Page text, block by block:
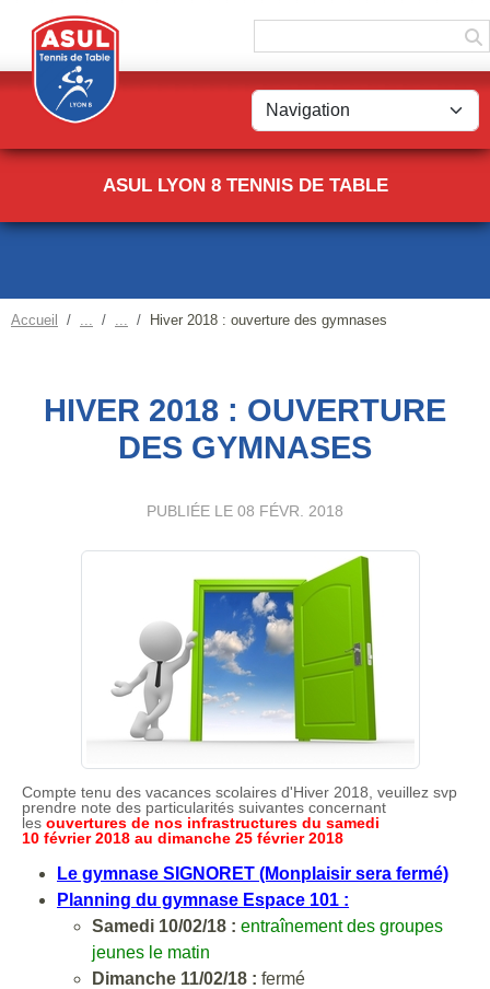
ASUL LYON 8 TENNIS DE TABLE
Accueil Hiver 2018 : ouverture des gymnases
HIVER 2018 : OUVERTURE
DES GYMNASES
PUBLIÉE LE 08 FÉVR. 2018
Compte tenu des vacances scolaires d'Hiver 2018, veuillez svp
prendre note des particularités suivantes concernant
les ouvertures de nos infrastructures du samedi
10 février2018 au dimanche 25 février 2018
Le gymnase SIGNORET (Monplaisir sera fermé)
Planning du gymnase Espace 101 :
Samedi 10/02/18 : entraînement des groupes
jeunes le matin
Dimanche 11/02/18 : fermé
Panneau de gestion des cookies